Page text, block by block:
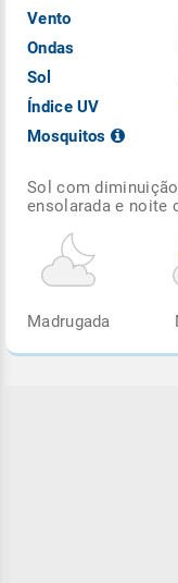
Vento
Ondas
Sol
Índice UV
Mosquitos
Sol com
ensolarada e noite
Madrugada